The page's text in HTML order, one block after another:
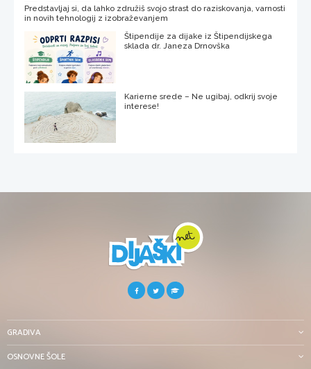
Predstavljaj si, da lahko združiš svojo strast do raziskovanja, varnosti
in novih tehnologij z izobraževanjem
Štipendije za dijake iz Štipendijskega
sklada dr. Janeza Drnovška
Karierne srede – Ne ugibaj, odkrij svoje
interese!
GRADIVA
OSNOVNE ŠOLE